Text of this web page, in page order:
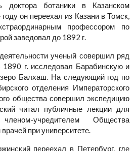
доктора ботаники в Казанском
он переехал из Казани в Томск,
профессором по
заведовал до 1892 г.
ученый совершил ряд
1890 г. исследовал Барабинскую и
Балхаш. На следующий год по
отделения Императорского
общества совершил экспедицию
читал публичные лекции для
учредителем Общества
при университете.
переехал в Петербург, где